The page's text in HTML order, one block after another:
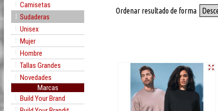
Camisetas
Sudaderas
Unisex
Mujer
Hombre
Tallas Grandes
Novedades
Marcas
Build Your Brand
Ordenar resultado de forma